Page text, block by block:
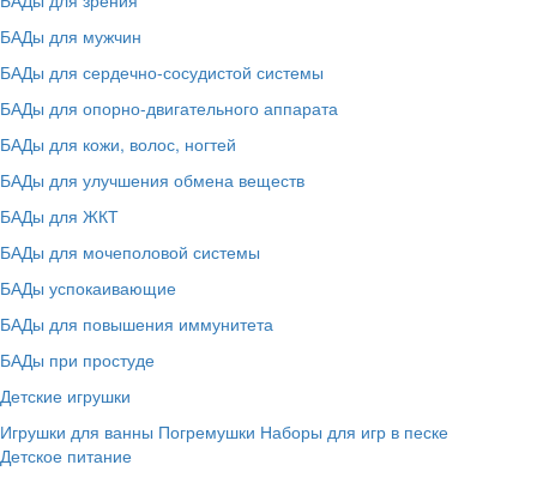
БАДы для мужчин
БАДы для сердечно-сосудистой системы
БАДы для опорно-двигательного аппарата
БАДы для кожи, волос, ногтей
БАДы для улучшения обмена веществ
БАДы для ЖКТ
БАДы для мочеполовой системы
БАДы успокаивающие
БАДы для повышения иммунитета
БАДы при простуде
Детские игрушки
Игрушки для ванны Погремушки Наборы для игр в песке
Детское питание